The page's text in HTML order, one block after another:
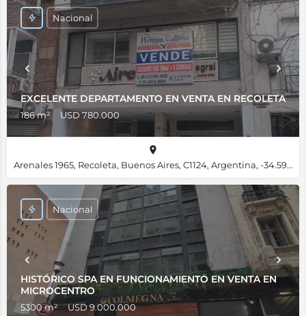
EXCELENTE DEPARTAMENTO EN VENTA EN RECOLETA
186 m² USD 780.000
Nacional
Arenales 1965, Recoleta, Buenos Aires, C1124, Argentina, -34.59465, -58.39546
HISTÓRICO SPA EN FUNCIONAMIENTO EN VENTA EN
MICROCENTRO
5300 m² USD 9.000.000
Nacional